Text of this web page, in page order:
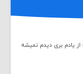
یادم بری دیدم نمیشه